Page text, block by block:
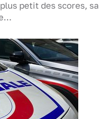
petit des scores, sa